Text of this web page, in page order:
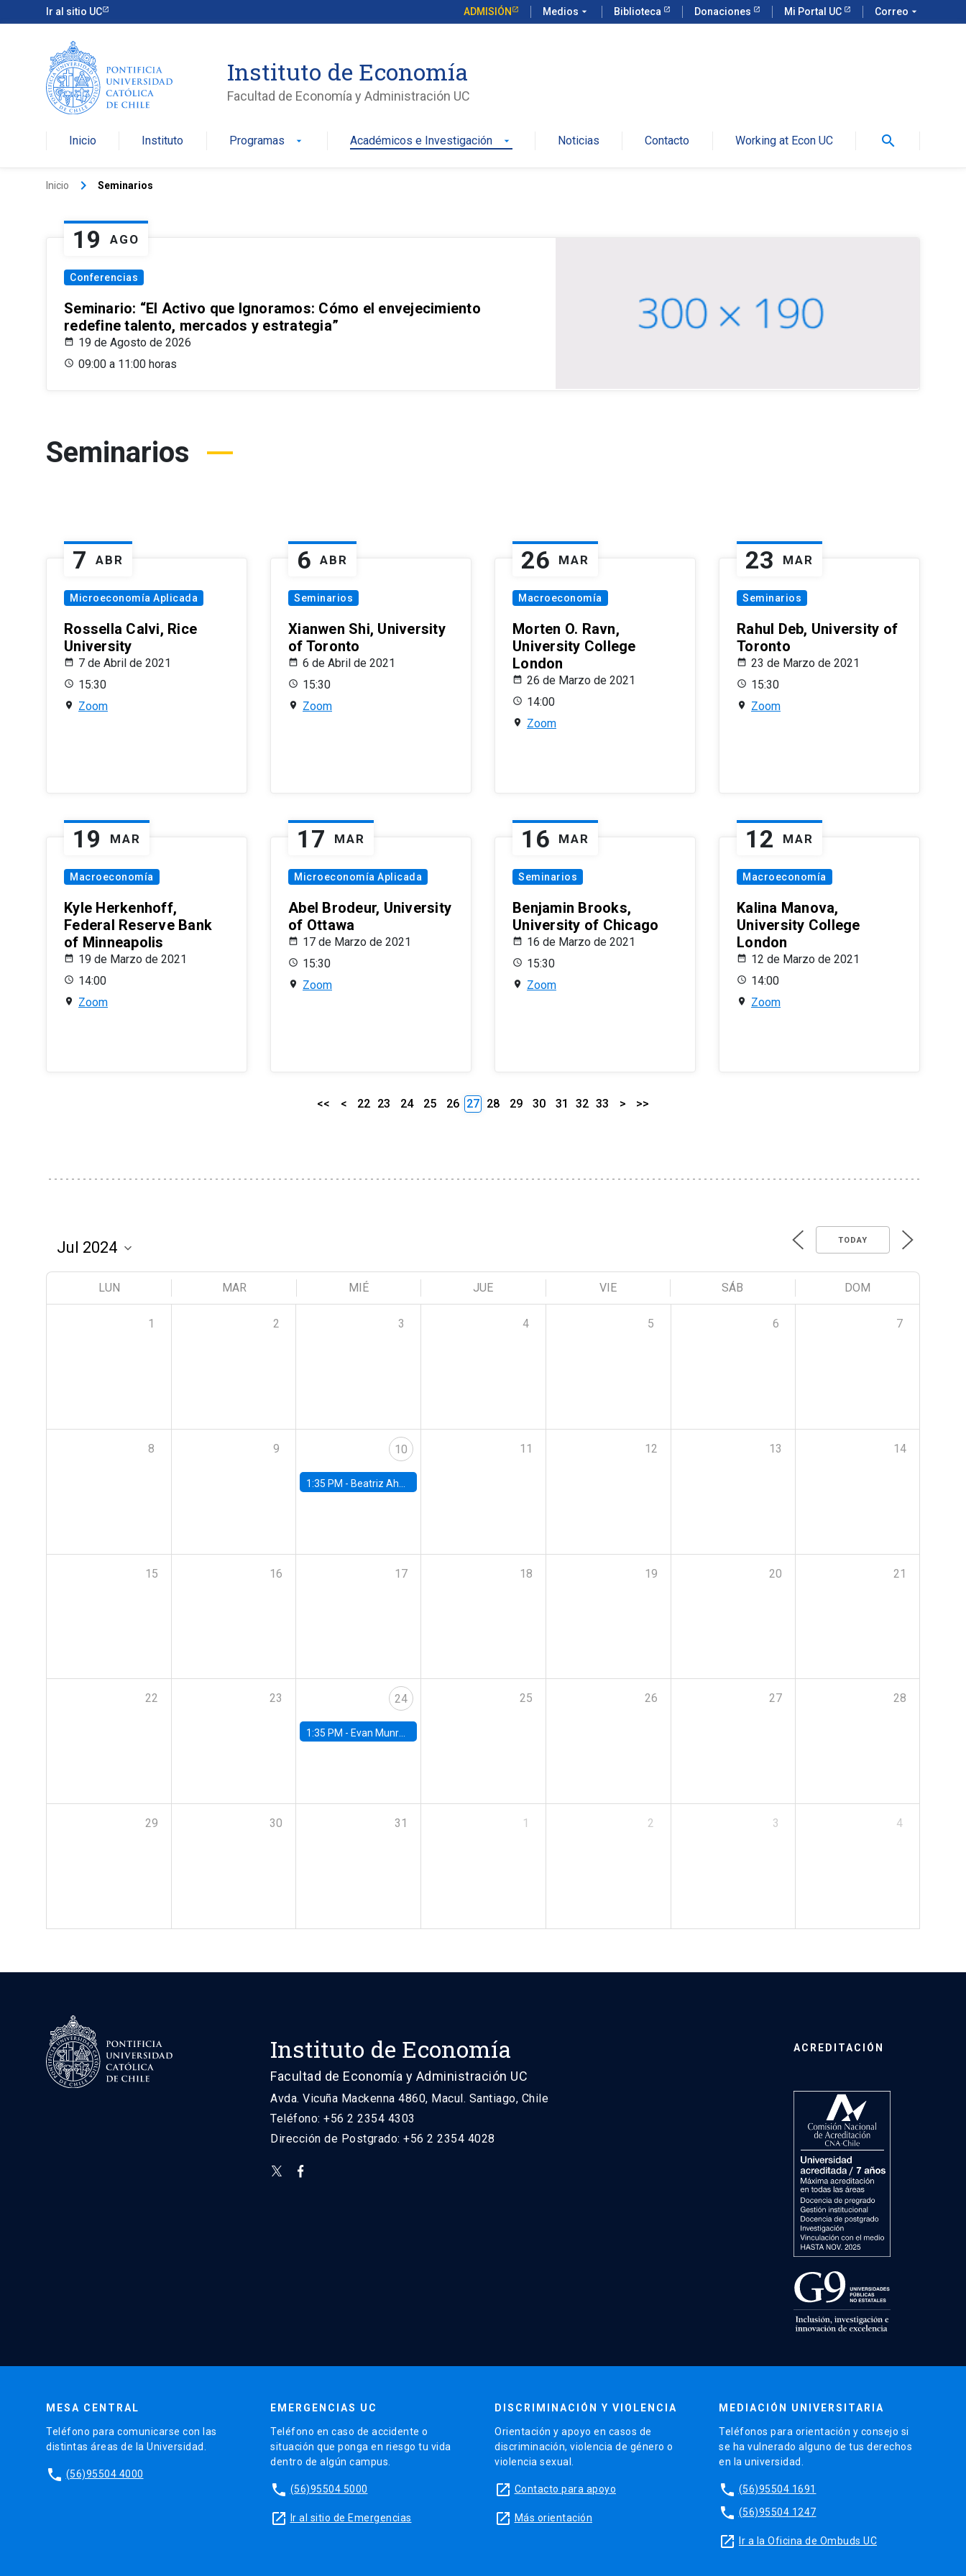
Ir al sitio UC ADMISIÓN Medios arrow_drop_down Biblioteca Donaciones Mi Portal UC Correo arrow_drop_down
Instituto de Economía
Facultad de Economía y Administración UC
Inicio Instituto Programas arrow_drop_down Académicos e Investigación arrow_drop_down Noticias Contacto Working at Econ UC search
Inicio keyboard_arrow_right Seminarios
19 AGO
Conferencias
Seminario: “El Activo que Ignoramos: Cómo el envejecimiento
redefine talento, mercados y estrategia”
19 de Agosto de 2026
09:00 a 11:00 horas
Seminarios
7 ABR
Microeconomía Aplicada
Rossella Calvi, Rice
University
7 de Abril de 2021
15:30
Zoom
6 ABR
Seminarios
Xianwen Shi, University
of Toronto
6 de Abril de 2021
15:30
Zoom
26 MAR
Macroeconomía
Morten O. Ravn,
University College
London
26 de Marzo de 2021
14:00
Zoom
23 MAR
Seminarios
Rahul Deb, University of
Toronto
23 de Marzo de 2021
15:30
Zoom
19 MAR
Macroeconomía
Kyle Herkenhoff,
Federal Reserve Bank
of Minneapolis
19 de Marzo de 2021
14:00
Zoom
17 MAR
Microeconomía Aplicada
Abel Brodeur, University
of Ottawa
17 de Marzo de 2021
15:30
Zoom
16 MAR
Seminarios
Benjamin Brooks,
University of Chicago
16 de Marzo de 2021
15:30
Zoom
12 MAR
Macroeconomía
Kalina Manova,
University College
London
12 de Marzo de 2021
14:00
Zoom
<< < 22 23 24 25 26 27 28 29 30 31 32 33 > >>
TODAY
LUN MAR MIÉ JUE VIE SÁB DOM
1 2 3 4 5 6 7
8 9 10
1:35 PM - Beatriz Ahumada, PhD candidate, Universidad de Pittsburgh
11 12 13 14
15 16 17 18 19 20 21
22 23 24
1:35 PM - Evan Munro, Neyman Visiting Assistant Professor in the Department of Statistics at UC Berkeley
25 26 27 28
29 30 31 1 2 3 4
Instituto de Economía
Facultad de Economía y Administración UC
Avda. Vicuña Mackenna 4860, Macul. Santiago, Chile
Teléfono: +56 2 2354 4303
Dirección de Postgrado: +56 2 2354 4028
ACREDITACIÓN
MESA CENTRAL
Teléfono para comunicarse con las
distintas áreas de la Universidad.
phone (56)95504 4000
EMERGENCIAS UC
Teléfono en caso de accidente o
situación que ponga en riesgo tu vida
dentro de algún campus.
phone (56)95504 5000
launch Ir al sitio de Emergencias
DISCRIMINACIÓN Y VIOLENCIA
Orientación y apoyo en casos de
discriminación, violencia de género o
violencia sexual.
launch Contacto para apoyo
launch Más orientación
MEDIACIÓN UNIVERSITARIA
Teléfonos para orientación y consejo si
se ha vulnerado alguno de tus derechos
en la universidad.
phone (56)95504 1691
phone (56)95504 1247
launch Ir a la Oficina de Ombuds UC